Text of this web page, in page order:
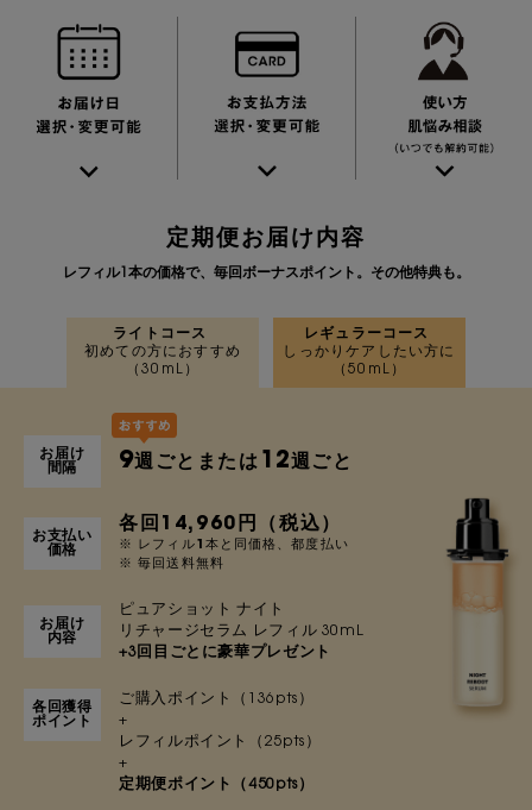
定期便お届け内容
レフィル1本の価格で、毎回ボーナスポイント。その他特典も。
ライトコース
初めての方におすすめ
（30mL）
レギュラーコース
しっかりケアしたい方に
（50mL）
お届け
間隔
9週ごとまたは 12週ごと
お支払い
価格
各回14,960円（税込）
※ レフィル1本と同価格、都度払い
※ 毎回送料無料
お届け
内容
ピュアショット ナイト
リチャージセラム レフィル 30mL
+3回目ごとに豪華プレゼント
各回獲得
ポイント
ご購入ポイント（136pts）
+
レフィルポイント（25pts）
+
定期便ポイント（450pts）